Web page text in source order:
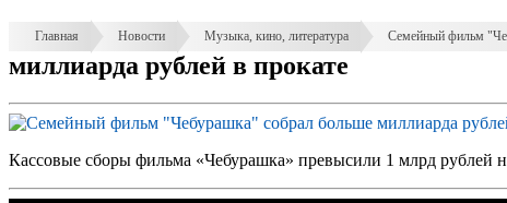
Главная Новости Музыка, кино, литература Семейный фильм
миллиарда рублей в прокате
Кассовые сборы фильма «Чебурашка» превысили 1 млрд рублей